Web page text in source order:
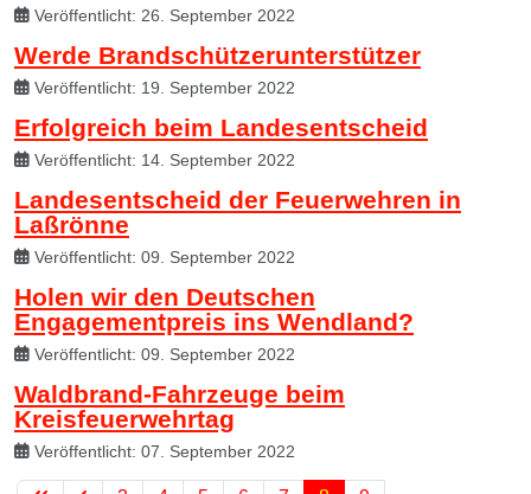
Veröffentlicht: 26. September 2022
Werde Brandschützerunterstützer
Veröffentlicht: 19. September 2022
Erfolgreich beim Landesentscheid
Veröffentlicht: 14. September 2022
Landesentscheid der Feuerwehren in
Laßrönne
Veröffentlicht: 09. September 2022
Holen wir den Deutschen
Engagementpreis ins Wendland?
Veröffentlicht: 09. September 2022
Waldbrand-Fahrzeuge beim
Kreisfeuerwehrtag
Veröffentlicht: 07. September 2022